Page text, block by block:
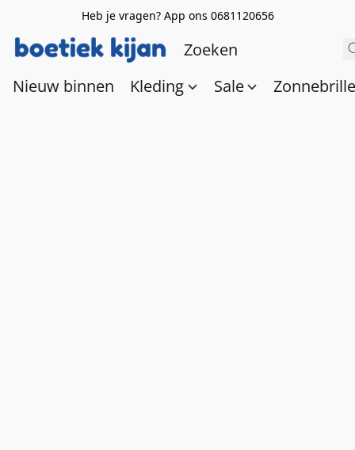
Heb je vragen? App ons 0681120656
Nieuw binnen Kleding Sale